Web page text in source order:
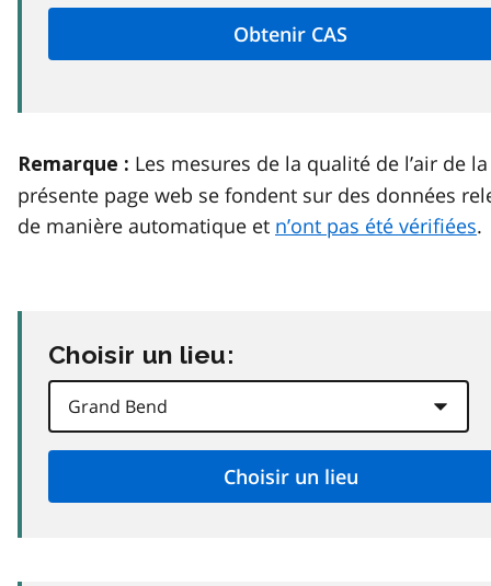
Remarque : Les mesures de la qualité de l’air de la
présente page web se fondent sur des données
de manière automatique et n’ont pas été vérifiées.
Choisir un lieu: